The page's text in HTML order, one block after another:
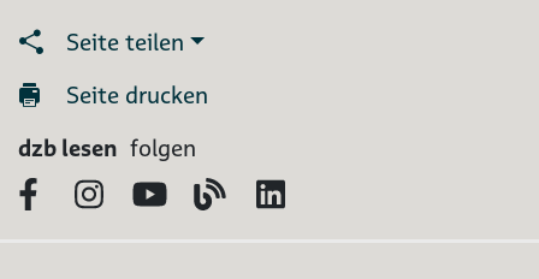
Seite teilen
Seite drucken
dzb lesen folgen
FacebookInstagram
YouTubeBlog